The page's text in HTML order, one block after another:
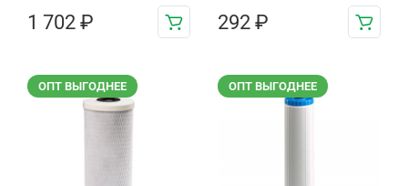
1 702 ₽ 292 ₽
ОПТ ВЫГОДНЕЕ ОПТ ВЫГОДНЕЕ